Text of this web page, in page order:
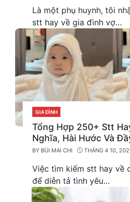
Là một phụ huynh, tôi
stt hay về gia đình vợ…
CATEGORIES
GIA ĐÌNH
Tổng Hợp 250+ Stt
Nghĩa, Hài Hước Và
BY BÙI MAI CHI THÁNG 4 10,
Việc tìm kiếm stt hay về
để diễn tả tình yêu…